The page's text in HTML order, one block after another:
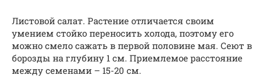
Листовой салат. Растение отличается своим
умением стойко переносить холода, поэтому его
можно смело сажать в первой половине мая. Сеют в
борозды на глубину 1 см. Приемлемое расстояние
между семенами – 15-20 см.